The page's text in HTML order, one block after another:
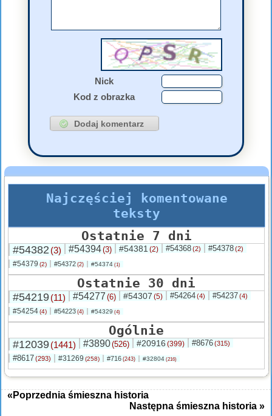
Nick
Kod z obrazka
Najczęściej komentowane
teksty
Ostatnie 7 dni
#54382 (3) #54394(3) #54381 (2) #54368(2) #54378(2)
#54379 (2) #54372 (2) #54374 (1)
Ostatnie 30 dni
#54219(11) #54277 (6) #54307 (5) #54264(4) #54237(4)
#54254(4) #54223 (4) #54329 (4)
Ogólnie
#12039(1441) #3890(526) #20916 (399) #8676(315)
#8617(293) #31269 (258) #716 (243) #32804 (216)
«Poprzednia śmieszna historia
Następna śmieszna historia »